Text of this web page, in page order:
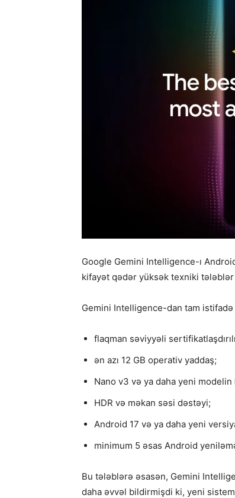
Google Gemini Intelligence-ı
kifayət qədər yüksək texniki
Gemini Intelligence-dan tam
flaqman səviyyəli
ən azı 12 GB operativ yaddaş;
Nano v3 və ya daha yeni
HDR və məkan səsi dəstəyi;
Android 17 və ya daha yeni
minimum 5 əsas Android
Bu tələblərə əsasən, Gemini
daha əvvəl bildirmişdi ki, yeni